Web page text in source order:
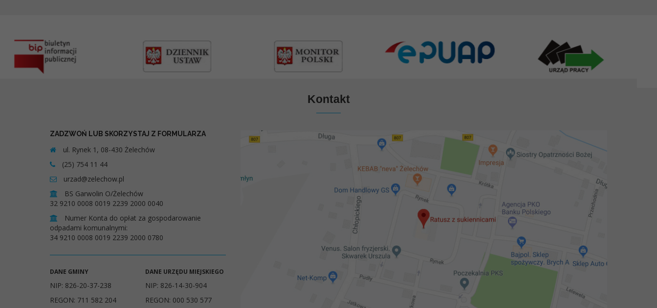
Kontakt
ZADZWOŃ LUB SKORZYSTAJ Z FORMULARZA
ul. Rynek 1, 08-430 Żelechów
(25) 754 11 44
urzad@zelechow.pl
BS Garwolin O/Żelechów
32 9210 0008 0019 2239 2000 0040
Numer Konta do opłat za gospodarowanie
odpadami komunalnymi:
34 9210 0008 0019 2239 2000 0780
DANE GMINY
NIP: 826-20-37-238
REGON: 711 582 204
DANE URZĘDU MIEJSKIEGO
NIP: 826-14-30-904
REGON: 000 530 577